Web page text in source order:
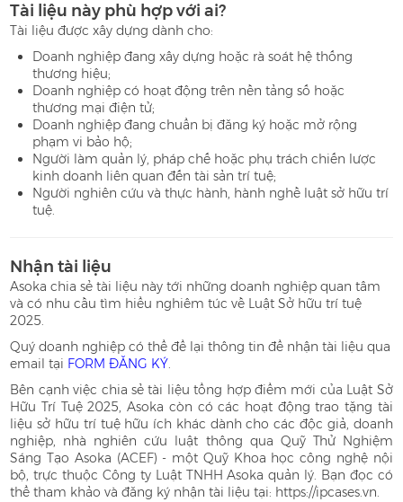
Tài liệu này phù hợp với ai?
Tài liệu được xây dựng dành cho:
Doanh nghiệp đang xây dựng hoặc rà soát hệ thống
thương hiệu;
Doanh nghiệp có hoạt động trên nền tảng số hoặc
thương mại điện tử;
Doanh nghiệp đang chuẩn bị đăng ký hoặc mở rộng
phạm vi bảo hộ;
Người làm quản lý, pháp chế hoặc phụ trách chiến lược
kinh doanh liên quan đến tài sản trí tuệ;
Người nghiên cứu và thực hành, hành nghề luật sở hữu trí
tuệ.
Nhận tài liệu
Asoka chia sẻ tài liệu này tới những doanh nghiệp quan tâm
và có nhu cầu tìm hiểu nghiêm túc về Luật Sở hữu trí tuệ
2025.
Quý doanh nghiệp có thể để lại thông tin để nhận tài liệu qua
email tại FORM ĐĂNG KÝ.
Bên cạnh việc chia sẻ tài liệu tổng hợp điểm mới của Luật Sở
Hữu Trí Tuệ 2025, Asoka còn có các hoạt động trao tặng tài
liệu sở hữu trí tuệ hữu ích khác dành cho các độc giả, doanh
nghiệp, nhà nghiên cứu luật thông qua Quỹ Thử Nghiệm
Sáng Tạo Asoka (ACEF) - một Quỹ Khoa học công nghệ nội
bộ, trực thuộc Công ty Luật TNHH Asoka quản lý. Bạn đọc có
thể tham khảo và đăng ký nhận tài liệu tại: https://ipcases.vn.